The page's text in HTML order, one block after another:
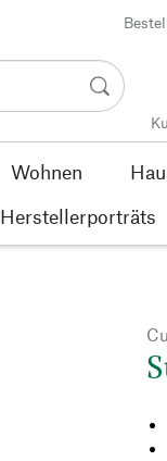
Wohnen
Herstellerporträts